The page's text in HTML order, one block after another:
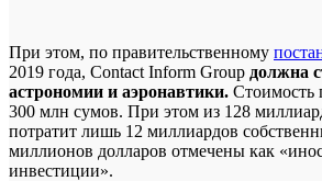
При этом, по правительственному
2019 года, Contact Inform Group должна
астрономии и аэронавтики. Стоимость
300 млн сумов. При этом из 128
потратит лишь 12 миллиардов
миллионов долларов отмечены как
инвестиции».